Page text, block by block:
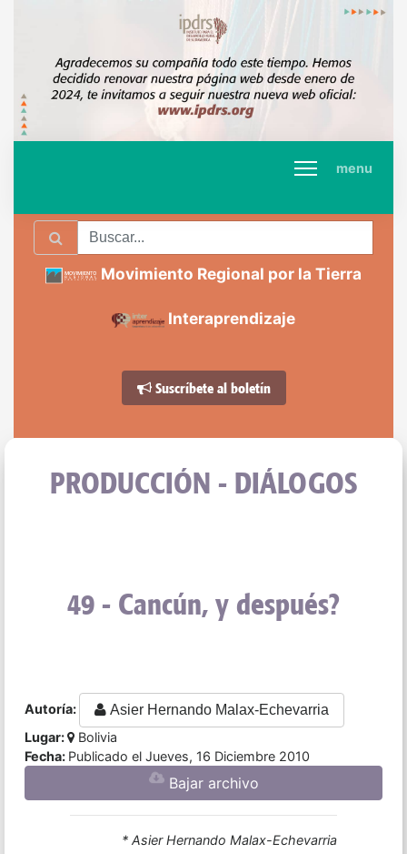
menu
Movimiento Regional por la Tierra
Interaprendizaje
Suscríbete al boletín
PRODUCCIÓN - DIÁLOGOS
49 - Cancún, y después?
Autoría:
Asier Hernando Malax-Echevarria
Lugar:
Bolivia
Fecha: Publicado el Jueves, 16 Diciembre 2010
Bajar archivo
* Asier Hernando Malax-Echevarria